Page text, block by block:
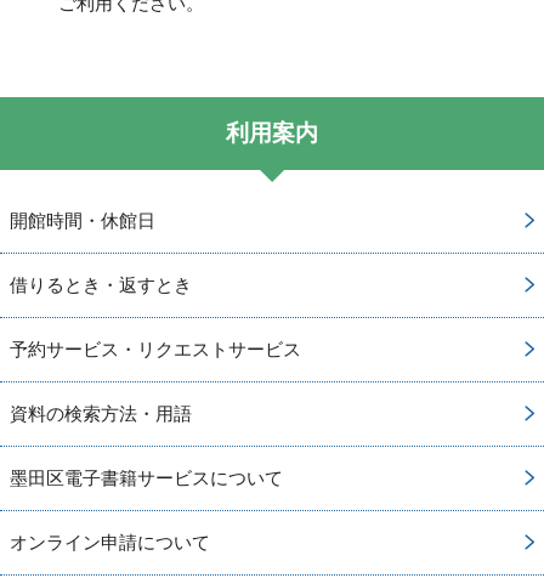
利用案内
開館時間・休館日
借りるとき・返すとき
予約サービス・リクエストサービス
資料の検索方法・用語
墨田区電子書籍サービスについて
オンライン申請について